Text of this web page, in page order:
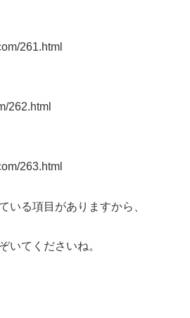
261.html
262.html
263.html
いる項目がありますから、
いてくださいね。